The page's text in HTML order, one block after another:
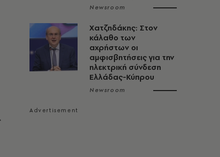
Newsroom
Χατζηδάκης: Στον
κάλαθο των
αχρήστων οι
αμφισβητήσεις για την
ηλεκτρική σύνδεση
Ελλάδας-Κύπρου
Newsroom